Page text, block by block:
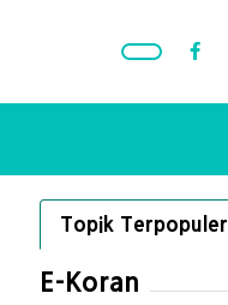
Topik Terpopuler
E-Koran